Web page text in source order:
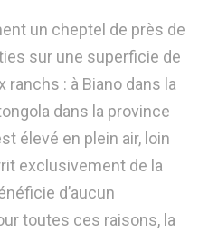
un cheptel de près de
sur une superficie de
: à Biano dans la
dans la province
élevé en plein air, loin
exclusivement de la
d’aucun
toutes ces raisons, la